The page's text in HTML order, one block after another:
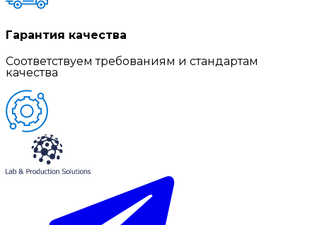
Гарантия качества
Соответствуем требованиям и стандартам
качества